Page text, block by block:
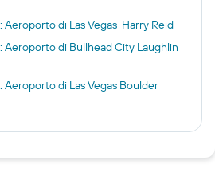
di Las Vegas-Harry Reid
Aeroporto di Bullhead City Laughlin
di Las Vegas Boulder